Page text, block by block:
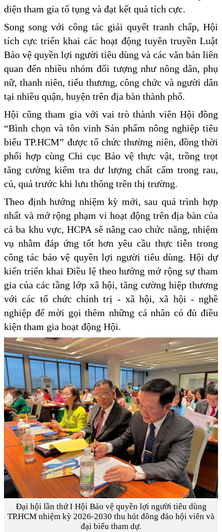
diện tham gia tố tụng và đạt kết quả tích cực.
Song song với công tác giải quyết tranh chấp, Hội
tích cực triển khai các hoạt động tuyên truyền Luật
Bảo vệ quyền lợi người tiêu dùng và các văn bản liên
quan đến nhiều nhóm đối tượng như nông dân, phụ
nữ, thanh niên, tiểu thương, công chức và người dân
tại nhiều quận, huyện trên địa bàn thành phố.
Hội cũng tham gia với vai trò thành viên Hội đồng
“Bình chọn và tôn vinh Sản phẩm nông nghiệp tiêu
biểu TP.HCM” được tổ chức thường niên, đồng thời
phối hợp cùng Chi cục Bảo vệ thực vật, trồng trọt
tăng cường kiểm tra dư lượng chất cấm trong rau,
củ, quả trước khi lưu thông trên thị trường.
Theo định hướng nhiệm kỳ mới, sau quá trình hợp
nhất và mở rộng phạm vi hoạt động trên địa bàn của
cả ba khu vực, HCPA sẽ nâng cao chức năng, nhiệm
vụ nhằm đáp ứng tốt hơn yêu cầu thực tiễn trong
công tác bảo vệ quyền lợi người tiêu dùng. Hội dự
kiến triển khai Điều lệ theo hướng mở rộng sự tham
gia của các tầng lớp xã hội, tăng cường hiệp thương
với các tổ chức chính trị - xã hội, xã hội - nghề
nghiệp để mời gọi thêm những cá nhân có đủ điều
kiện tham gia hoạt động Hội.
Đại hội lần thứ I Hội Bảo vệ quyền lợi người tiêu dùng
TP.HCM nhiệm kỳ 2026-2030 thu hút đông đảo hội viên và
đại biểu tham dự.